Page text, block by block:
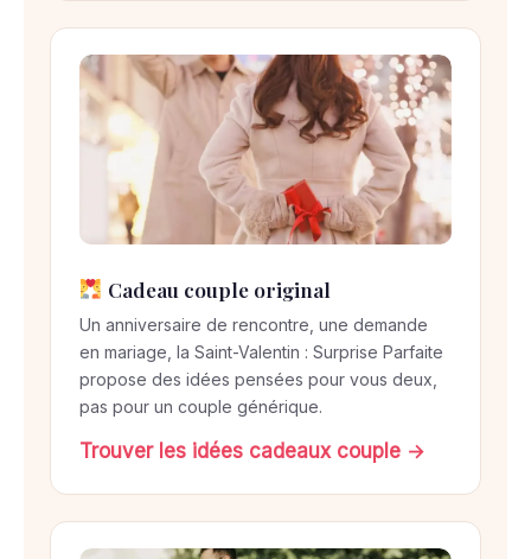
Cadeau couple original
Un anniversaire de rencontre, une demande
en mariage, la Saint-Valentin : Surprise Parfaite
propose des idées pensées pour vous deux,
pas pour un couple générique.
Trouver les idées cadeaux couple →